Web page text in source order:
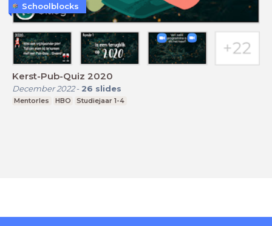
Kerst-Pub-Quiz 2020
December 2022- 26 slides
Mentorles HBO Studiejaar 1-4
Schoolblocks